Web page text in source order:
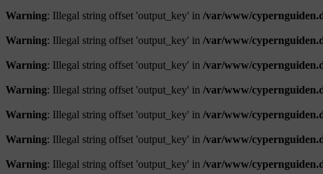
Warning: Illegal string offset 'output_key' in /var/www/
Warning: Illegal string offset 'output_key' in /var/www/
Warning: Illegal string offset 'output_key' in /var/www/
Warning: Illegal string offset 'output_key' in /var/www/
Warning: Illegal string offset 'output_key' in /var/www/
Warning: Illegal string offset 'output_key' in /var/www/
Warning: Illegal string offset 'output_key' in /var/www/